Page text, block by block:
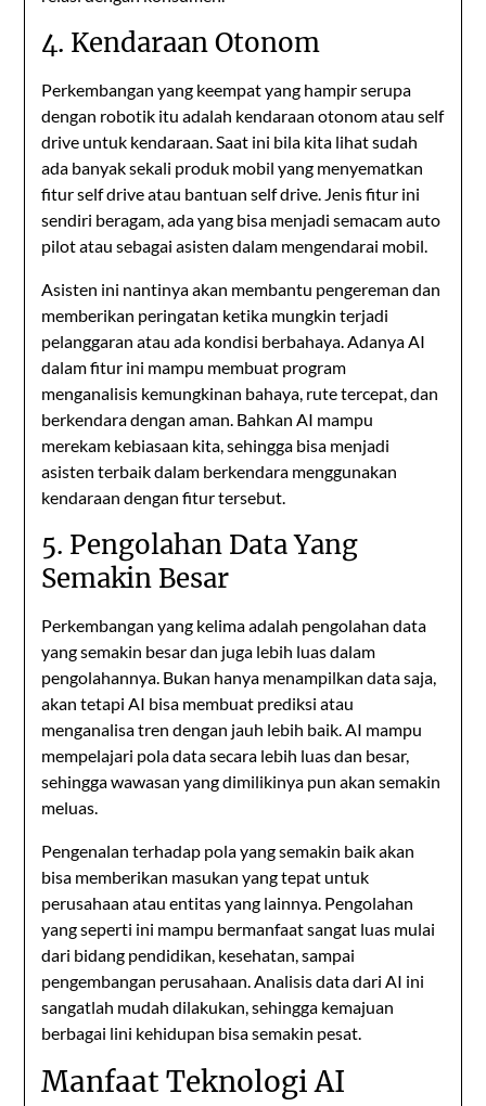
4. Kendaraan Otonom
Perkembangan yang keempat yang hampir serupa
dengan robotik itu adalah kendaraan otonom atau self
drive untuk kendaraan. Saat ini bila kita lihat sudah
ada banyak sekali produk mobil yang menyematkan
fitur self drive atau bantuan self drive. Jenis fitur ini
sendiri beragam, ada yang bisa menjadi semacam auto
pilot atau sebagai asisten dalam mengendarai mobil.
Asisten ini nantinya akan membantu pengereman dan
memberikan peringatan ketika mungkin terjadi
pelanggaran atau ada kondisi berbahaya. Adanya AI
dalam fitur ini mampu membuat program
menganalisis kemungkinan bahaya, rute tercepat, dan
berkendara dengan aman. Bahkan AI mampu
merekam kebiasaan kita, sehingga bisa menjadi
asisten terbaik dalam berkendara menggunakan
kendaraan dengan fitur tersebut.
5. Pengolahan Data Yang
Semakin Besar
Perkembangan yang kelima adalah pengolahan data
yang semakin besar dan juga lebih luas dalam
pengolahannya. Bukan hanya menampilkan data saja,
akan tetapi AI bisa membuat prediksi atau
menganalisa tren dengan jauh lebih baik. AI mampu
mempelajari pola data secara lebih luas dan besar,
sehingga wawasan yang dimilikinya pun akan semakin
meluas.
Pengenalan terhadap pola yang semakin baik akan
bisa memberikan masukan yang tepat untuk
perusahaan atau entitas yang lainnya. Pengolahan
yang seperti ini mampu bermanfaat sangat luas mulai
dari bidang pendidikan, kesehatan, sampai
pengembangan perusahaan. Analisis data dari AI ini
sangatlah mudah dilakukan, sehingga kemajuan
berbagai lini kehidupan bisa semakin pesat.
Manfaat Teknologi AI